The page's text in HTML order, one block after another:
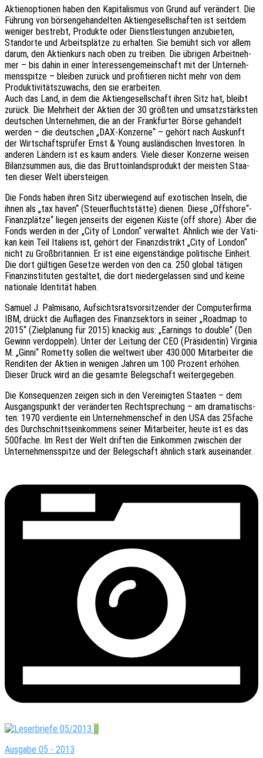
Akti­en­op­tio­nen haben den Kapi­ta­lis­mus von Grund auf verän­dert. Die
Führung von börsen­ge­han­del­ten Akti­en­ge­sell­schaf­ten ist seit­dem
weni­ger bestrebt, Produk­te oder Dienst­leis­tun­gen anzu­bie­ten,
Stand­or­te und Arbeits­plät­ze zu erhal­ten. Sie bemüht sich vor allem
darum, den Akti­en­kurs nach oben zu trei­ben. Die übri­gen Arbeit­neh­
mer – bis dahin in einer Inter­es­sen­ge­mein­schaft mit der Unter­neh­
mens­spit­ze – blei­ben zurück und profi­tie­ren nicht mehr von dem
Produk­ti­vi­täts­zu­wachs, den sie erarbeiten.
Auch das Land, in dem die Akti­en­ge­sell­schaft ihren Sitz hat, bleibt
zurück. Die Mehr­heit der Aktien der 30 größ­ten und umsatz­stärks­ten
deut­schen Unter­neh­men, die an der Frank­fur­ter Börse gehan­delt
werden – die deut­schen „DAX-Konzer­ne“ – gehört nach Auskunft
der Wirt­schafts­prü­fer Ernst & Young auslän­di­schen Inves­to­ren. In
ande­ren Ländern ist es kaum anders. Viele dieser Konzer­ne weisen
Bilanz­sum­men aus, die das Brut­to­in­lands­pro­dukt der meis­ten Staa­
ten dieser Welt übersteigen.
Die Fonds haben ihren Sitz über­wie­gend auf exoti­schen Inseln, die
ihnen als „tax haven“ (Steu­er­flucht­stät­te) dienen. Diese „Offshore“-
Finanzplätze“ liegen jenseits der eige­nen Küste (off shore). Aber die
Fonds werden in der „City of London“ verwal­tet. Ähnlich wie der Vati­
kan kein Teil Itali­ens ist, gehört der Finanz­di­strikt „City of London“
nicht zu Groß­bri­tan­ni­en. Er ist eine eigen­stän­di­ge poli­ti­sche Einheit.
Die dort gülti­gen Geset­ze werden von den ca. 250 global täti­gen
Finanz­in­sti­tu­ten gestal­tet, die dort nieder­ge­las­sen sind und keine
natio­na­le Iden­ti­tät haben.
Samuel J. Palmi­s­a­no, Aufsichts­rats­vor­sit­zen­der der Compu­ter­fir­ma
IBM, drückt die Aufla­gen des Finanz­sek­tors in seiner „Road­map to
2015“ (Ziel­pla­nung für 2015) knackig aus: „Earnings to double“ (Den
Gewinn verdop­peln). Unter der Leitung der CEO (Präsi­den­tin) Virgi­nia
M. „Ginni“ Romet­ty sollen die welt­weit über 430.000 Mitar­bei­ter die
Rendi­ten der Aktien in weni­gen Jahren um 100 Prozent erhö­hen.
Dieser Druck wird an die gesam­te Beleg­schaft weitergegeben.
Die Konse­quen­zen zeigen sich in den Verei­nig­ten Staa­ten – dem
Ausgangs­punkt der verän­der­ten Recht­spre­chung – am drama­tischs­
ten: 1970 verdien­te ein Unter­neh­mens­chef in den USA das 25fache
des Durch­schnitts­ein­kom­mens seiner Mitar­bei­ter, heute ist es das
500fache. Im Rest der Welt drif­ten die Einkom­men zwischen der
Unter­neh­mens­spit­ze und der Beleg­schaft ähnlich stark auseinander.
0
Ausgabe 05 - 2013